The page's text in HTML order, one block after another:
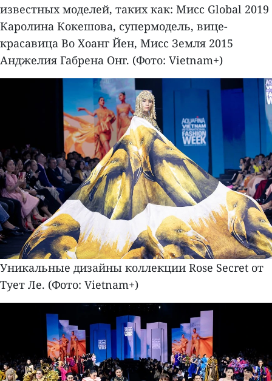
известных моделей, таких как: Мисс Global 2019
Каролина Кокешова, супермодель, вице-
красавица Во Хоанг Йен, Мисс Земля 2015
Анджелия Габрена Онг. (Фото: Vietnam+)
Уникальные дизайны коллекции Rose Secret от
Тует Ле. (Фото: Vietnam+)